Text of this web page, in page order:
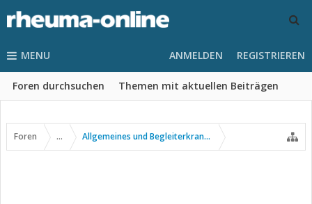
MENU
Foren durchsuchen Themen mit aktuellen Beiträgen
ANMELDEN REGISTRIEREN
Foren ... Allgemeines und Begleiterkrankungen